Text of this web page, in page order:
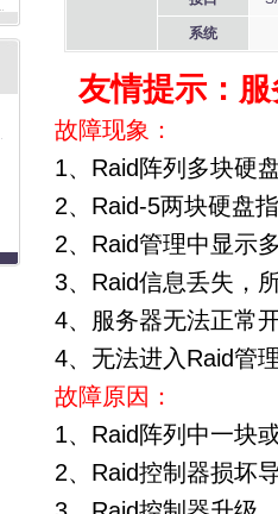
系统
友情提示：
故障现象：
1、Raid阵列多块硬
2、Raid-5两块硬盘
2、Raid管理中显示
3、Raid信息丢失，
4、服务器无法正常
4、无法进入Raid管
故障原因：
1、Raid阵列中一块
2、Raid控制器损坏